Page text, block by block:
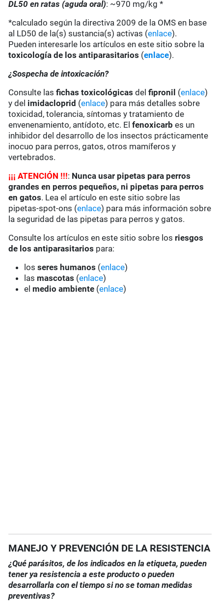
DL50 en ratas (aguda oral): ~970 mg/kg *
*calculado según la directiva 2009 de la OMS en base
al LD50 de la(s) sustancia(s) activas (enlace).
Pueden interesarle los artículos en este sitio sobre la
toxicología de los antiparasitarios (enlace).
¿Sospecha de intoxicación?
Consulte lasfichas toxicológicas delfipronil (enlace)
y del imidacloprid (enlace) para más detalles sobre
toxicidad, tolerancia, síntomas y tratamiento de
envenenamiento, antídoto, etc. Elfenoxicarb es un
inhibidor del desarrollo de los insectos prácticamente
inocuo para perros, gatos, otros mamíferos y
vertebrados.
¡¡¡ATENCIÓN !!!: Nunca usar pipetas para perros
grandes en perros pequeños, ni pipetas para perros
en gatos. Lea el artículo en este sitio sobre las
pipetas-spot-ons (enlace) para más información sobre
la seguridad de las pipetas para perros y gatos.
Consulte los artículos en este sitio sobre los riesgos
de los antiparasitarios para:
losseres humanos (enlace)
las mascotas (enlace)
el medio ambiente (enlace)
MANEJO Y PREVENCIÓN DE LA RESISTENCIA
¿Qué parásitos, de los indicados en la etiqueta, pueden
tener ya resistencia a este producto o pueden
desarrollarla con el tiempo si no se toman medidas
preventivas?